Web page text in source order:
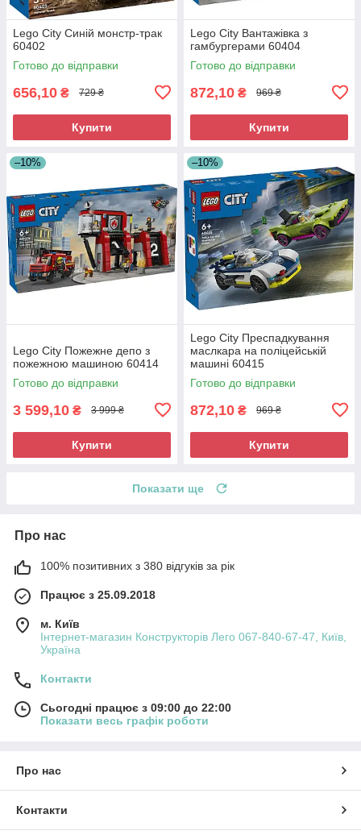
Lego City Синій монстр-трак
60402
Готово до відправки
656,10 ₴ 729 ₴
Купити
Lego City Вантажівка з
гамбургерами 60404
Готово до відправки
872,10 ₴ 969 ₴
Купити
–10%
Lego City Пожежне депо з
пожежною машиною 60414
Готово до відправки
3 599,10 ₴ 3 999 ₴
Купити
–10%
Lego City Преспадкування
маслкара на поліцейській
машині 60415
Готово до відправки
872,10 ₴ 969 ₴
Купити
Показати ще
Про нас
100% позитивних з 380 відгуків за рік
Працює з 25.09.2018
м. Київ
Інтернет-магазин Конструкторів Лего 067-840-67-47, Київ,
Україна
Контакти
Сьогодні працює з 09:00 до 22:00
Показати весь графік роботи
Про нас
Контакти